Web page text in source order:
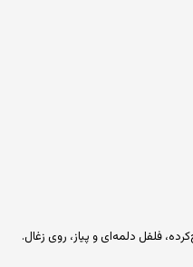
فلفل دلمه‌ای و پیاز، روی زغال.